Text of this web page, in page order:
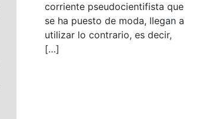
corriente pseudocientifista que
se ha puesto de moda, llegan a
utilizar lo contrario, es decir,
[…]